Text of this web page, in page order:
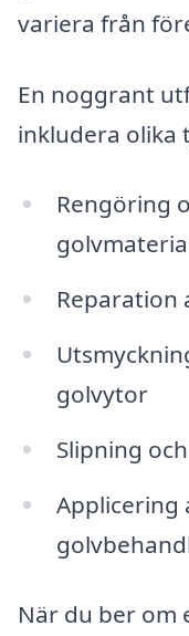
variera från
En noggrant
inkludera olika
Rengöring
Reparation
golvytor
Slipning
Applicering
När du ber om